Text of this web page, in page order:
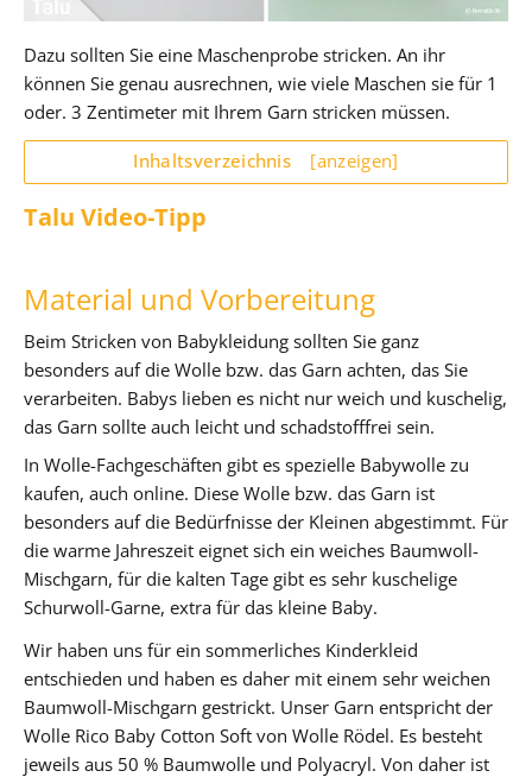
Dazu sollten Sie eine Maschenprobe stricken. An ihr
können Sie genau ausrechnen, wie viele Maschen sie für 1
oder. 3 Zentimeter mit Ihrem Garn stricken müssen.
Inhaltsverzeichnis [anzeigen]
Talu Video-Tipp
Material und Vorbereitung
Beim Stricken von Babykleidung sollten Sie ganz
besonders auf die Wolle bzw. das Garn achten, das Sie
verarbeiten. Babys lieben es nicht nur weich und kuschelig,
das Garn sollte auch leicht und schadstofffrei sein.
In Wolle-Fachgeschäften gibt es spezielle Babywolle zu
kaufen, auch online. Diese Wolle bzw. das Garn ist
besonders auf die Bedürfnisse der Kleinen abgestimmt. Für
die warme Jahreszeit eignet sich ein weiches Baumwoll-
Mischgarn, für die kalten Tage gibt es sehr kuschelige
Schurwoll-Garne, extra für das kleine Baby.
Wir haben uns für ein sommerliches Kinderkleid
entschieden und haben es daher mit einem sehr weichen
Baumwoll-Mischgarn gestrickt. Unser Garn entspricht der
Wolle Rico Baby Cotton Soft von Wolle Rödel. Es besteht
jeweils aus 50 % Baumwolle und Polyacryl. Von daher ist